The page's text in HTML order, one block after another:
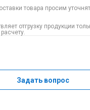
товара просим
отгрузку продукции
Задать вопрос